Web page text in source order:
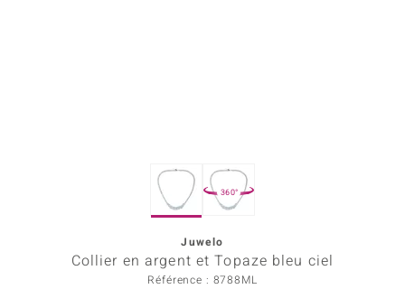
360°
Juwelo
Collier en argent et Topaze bleu ciel
Référence : 8788ML